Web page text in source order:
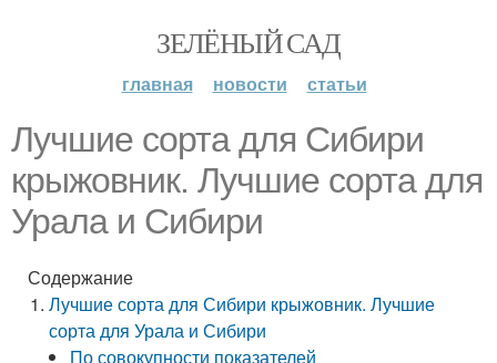
ЗЕЛЁНЫЙ САД
главная новости статьи
Лучшие сорта для Сибири
крыжовник. Лучшие сорта для
Урала и Сибири
Содержание
Лучшие сорта для Сибири крыжовник. Лучшие
сорта для Урала и Сибири
По совокупности показателей